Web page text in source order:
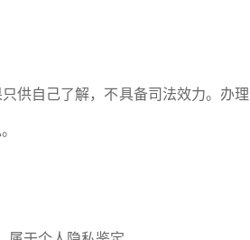
供自己了解，不具备司法效力。办理